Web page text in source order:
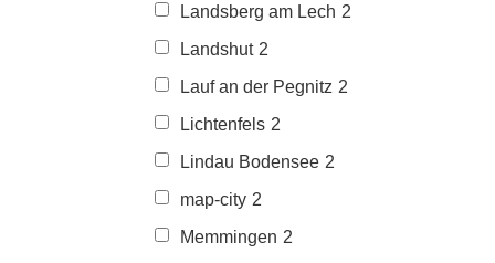
Landsberg am Lech 2
Landshut 2
Lauf an der Pegnitz 2
Lichtenfels 2
Lindau Bodensee 2
map-city 2
Memmingen 2